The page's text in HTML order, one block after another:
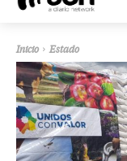
Inicio Estado